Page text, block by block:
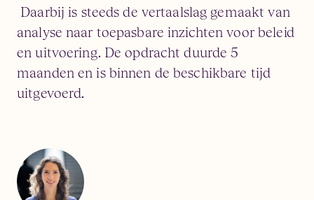
Daarbij is steeds de vertaalslag gemaakt van
analyse naar toepasbare inzichten voor beleid
en uitvoering. De opdracht duurde 5
maanden en is binnen de beschikbare tijd
uitgevoerd.